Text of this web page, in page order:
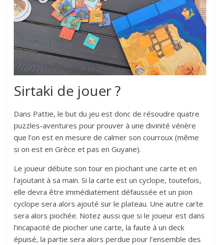
Sirtaki de jouer ?
Dans Pattie, le but du jeu est donc de résoudre quatre
puzzles-aventures pour prouver à une divinité vénère
que l’on est en mesure de calmer son courroux (même
si on est en Grèce et pas en Guyane).
Le joueur débute son tour en piochant une carte et en
l’ajoutant à sa main. Si la carte est un cyclope, toutefois,
elle devra être immédiatement défaussée et un pion
cyclope sera alors ajouté sur le plateau. Une autre carte
sera alors piochée. Notez aussi que si le joueur est dans
l’incapacité de piocher une carte, la faute à un deck
épuisé, la partie sera alors perdue pour l’ensemble des